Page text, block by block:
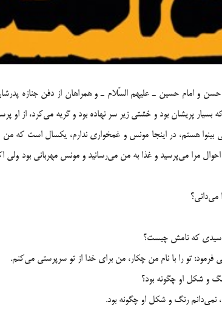
و امام حسين ـ عليهم السّلام ـ و همراهان از دفن جنازه
كه بسيار پريشان بود و خشتي زير سر نهاده بود و گريه مي‌كرد، از او
بينوا هستم، در اينجا مونس و غمخواري ندارم، يكسال است كه
مرا مي‌پرسيد و غذا به من مي‌رسانيد و مونس مهرباني بود
مي‌داني؟
كه نامش چيست؟
فرمود: تو را با نام من چكار، ‌من براي خدا از تو سرپرستي مي‌كنم.
و شكل او چگونه بود؟
نمي‌دانم رنگ و شكل او چگونه بود.